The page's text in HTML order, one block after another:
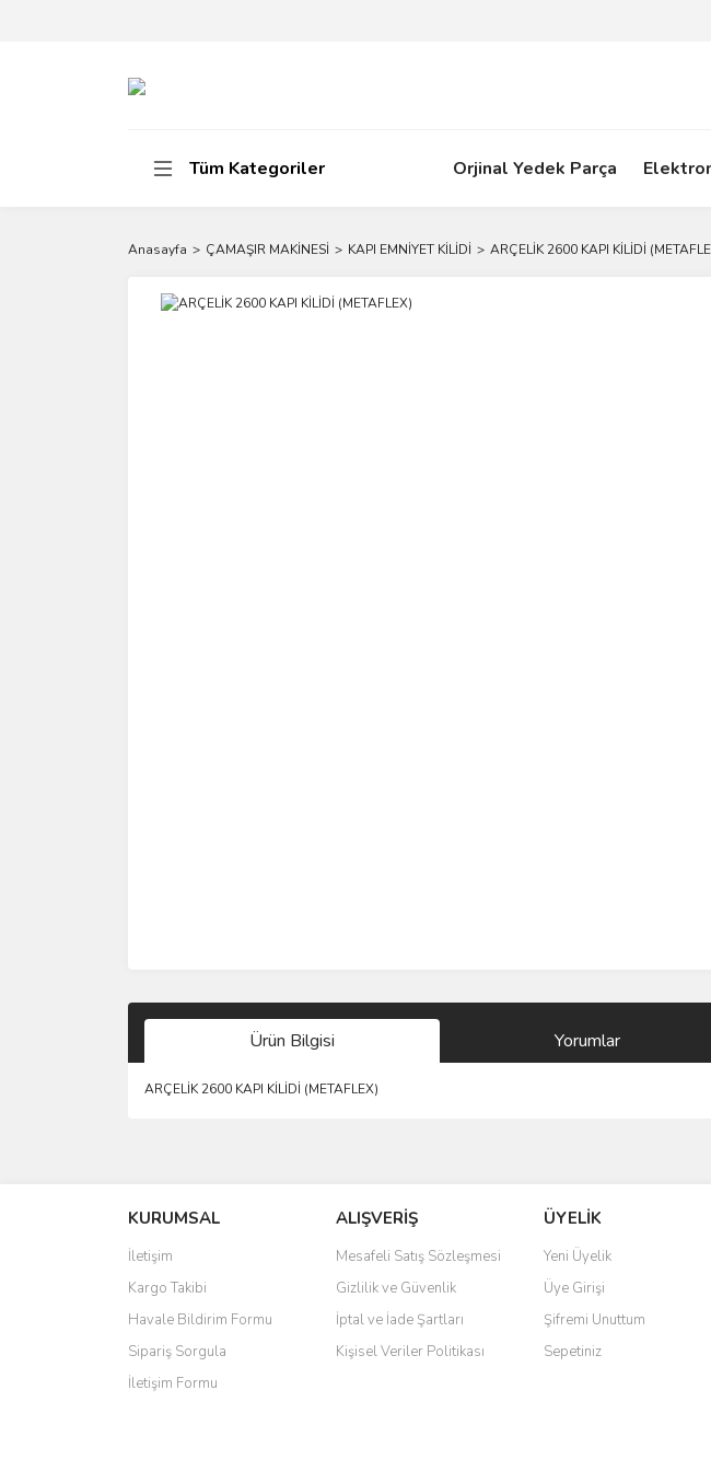
Tüm Kategoriler Orjinal Yedek Parça
Anasayfa ÇAMAŞIR MAKİNESİ KAPI EMNİYET KİLİDİ ARÇELİK 2600 KAPI KİLİDİ
Ürün Bilgisi Yorumlar
ARÇELİK 2600 KAPI KİLİDİ (METAFLEX)
Ürün resmi kalitesiz, bozuk veya görüntülenemiyor.
Ürün açıklamasında eksik bilgiler bulunuyor.
Ürün bilgilerinde hatalar bulunuyor.
Ürün fiyatı diğer sitelerden daha pahalı.
Bu ürüne benzer farklı alternatifler olmalı.
KURUMSAL
İletişim
Kargo Takibi
Havale Bildirim Formu
Sipariş Sorgula
İletişim Formu
ALIŞVERİŞ
Mesafeli Satış Sözleşmesi
Gizlilik ve Güvenlik
İptal ve İade Şartları
Kişisel Veriler Politikası
ÜYELİK
Yeni Üyelik
Üye Girişi
Şifremi Unuttum
Sepetiniz